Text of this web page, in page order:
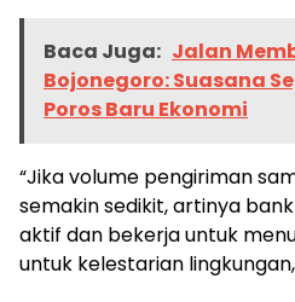
Baca Juga:
Inggris Anak-anak,
Baca Juga: Jalan
Bojonegoro: Suasana
Poros Baru Ekonomi
“Jika volume pengiriman
semakin sedikit, artinya
aktif dan bekerja untuk
untuk kelestarian